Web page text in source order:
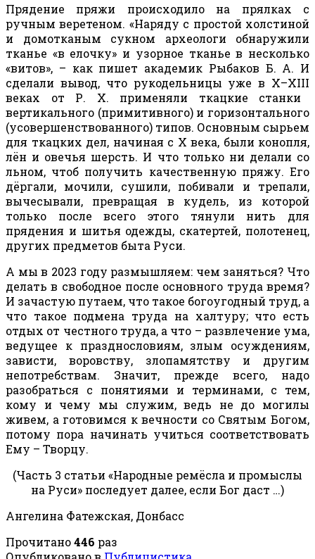
Прядение пряжи происходило на прялках с
ручным веретеном. «Наряду с простой холстиной
и домотканым сукном археологи обнаружили
тканье «в елочку» и узорное тканье в несколько
«витов», – как пишет академик Рыбаков Б. А. И
сделали вывод, что рукодельницы уже в X–XIII
веках от Р. Х. применяли ткацкие станки
вертикального (примитивного) и горизонтального
(усовершенствованного) типов. Основным сырьем
для ткацких дел, начиная с Х века, были конопля,
лён и овечья шерсть. И что только ни делали со
льном, чтоб получить качественную пряжу. Его
дёргали, мочили, сушили, побивали и трепали,
вычесывали, превращая в кудель, из которой
только после всего этого тянули нить для
прядения и шитья одежды, скатертей, полотенец,
других предметов быта Руси.
А мы в 2023 году размышляем: чем заняться? Что
делать в свободное после основного труда время?
И зачастую путаем, что такое богоугодный труд, а
что такое подмена труда на халтуру; что есть
отдых от честного труда, а что – развлечение ума,
ведущее к празднословиям, злым осуждениям,
зависти, воровству, злопамятству и другим
непотребствам. Значит, прежде всего, надо
разобраться с понятиями и терминами, с тем,
кому и чему мы служим, ведь не до могилы
живем, а готовимся к вечности со Святым Богом,
потому пора начинать учиться соответствовать
Ему – Творцу.
(Часть 3 статьи «Народные ремёсла и промыслы
на Руси» последует далее, если Бог даст …)
Ангелина Фатежская, Донбасс
Прочитано446 раз